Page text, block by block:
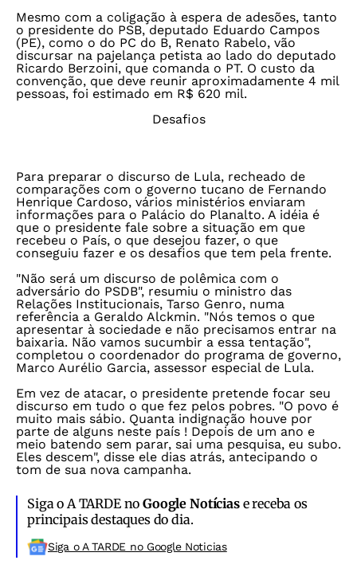
Mesmo com a coligação à espera de adesões, tanto
o presidente do PSB, deputado Eduardo Campos
(PE), como o do PC do B, Renato Rabelo, vão
discursar na pajelança petista ao lado do deputado
Ricardo Berzoini, que comanda o PT. O custo da
convenção, que deve reunir aproximadamente 4 mil
pessoas, foi estimado em R$ 620 mil.
Desafios
Para preparar o discurso de Lula, recheado de
comparações com o governo tucano de Fernando
Henrique Cardoso, vários ministérios enviaram
informações para o Palácio do Planalto. A idéia é
que o presidente fale sobre a situação em que
recebeu o País, o que desejou fazer, o que
conseguiu fazer e os desafios que tem pela frente.
"Não será um discurso de polêmica com o
adversário do PSDB", resumiu o ministro das
Relações Institucionais, Tarso Genro, numa
referência a Geraldo Alckmin. "Nós temos o que
apresentar à sociedade e não precisamos entrar na
baixaria. Não vamos sucumbir a essa tentação",
completou o coordenador do programa de governo,
Marco Aurélio Garcia, assessor especial de Lula.
Em vez de atacar, o presidente pretende focar seu
discurso em tudo o que fez pelos pobres. "O povo é
muito mais sábio. Quanta indignação houve por
parte de alguns neste país ! Depois de um ano e
meio batendo sem parar, sai uma pesquisa, eu subo.
Eles descem", disse ele dias atrás, antecipando o
tom de sua nova campanha.
Siga o A TARDE noGoogle Notíciase receba os
principais destaques do dia.
Siga o A TARDE no Google Noticias